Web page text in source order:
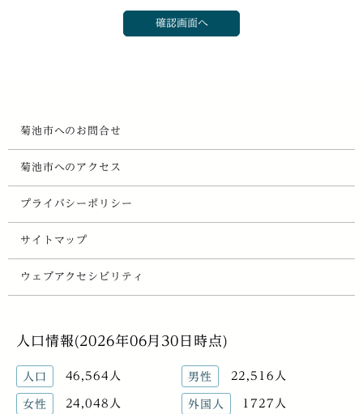
菊池市へのお問合せ
菊池市へのアクセス
プライバシーポリシー
サイトマップ
ウェブアクセシビリティ
人口情報(2026年06月30日時点)
人口 46,564人 男性 22,516人
女性 24,048人 外国人 1727人